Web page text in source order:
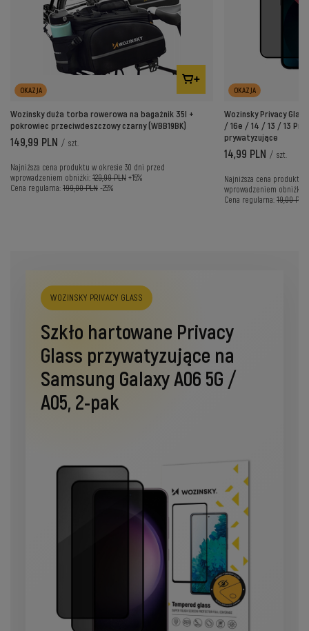
OKAZJA
Wozinsky duża torba rowerowa na bagażnik 35l +
pokrowiec przeciwdeszczowy czarny (WBB19BK)
149,99 PLN / szt.
Najniższa cena produktu w okresie 30 dni przed
wprowadzeniem obniżki: 129,99 PLN +15%
Cena regularna: 199,00 PLN -25%
OKAZJA
Wozinsky Privacy
/ 16e / 14 / 13 / 13
prywatyzujące
14,99 PLN / szt.
Najniższa cena produktu
wprowadzeniem obniżki:
Cena regularna: 19,00 PLN
WOZINSKY PRIVACY GLASS
Szkło hartowane Privacy
Glass przywatyzujące na
Samsung Galaxy A06 5G /
A05, 2-pak